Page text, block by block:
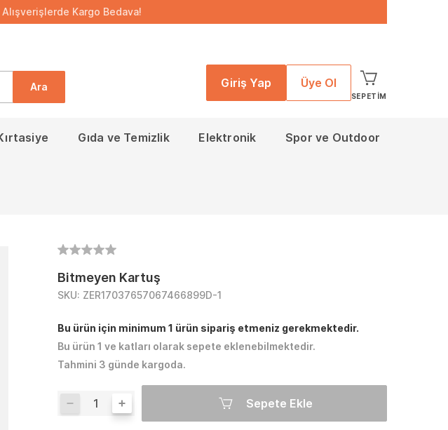
Kargo Bedava!
Ara Giriş Yap Üye Ol
SEPETIM
Gıda ve Temizlik Elektronik Spor ve Outdoor
Bitmeyen Kartuş
SKU: ZER17037657067466899D-1
Bu ürün için minimum 1 ürün sipariş etmeniz gerekmektedir.
Bu ürün 1 ve katları olarak sepete eklenebilmektedir.
Tahmini 3 günde kargoda.
Sepete Ekle